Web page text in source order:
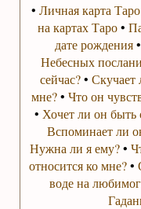
• Личная карта
на картах Таро•
дате рождения
Небесных
сейчас?•Скучает
мне?• Что он
• Хочет ли он быть
Вспоминает ли
Нужна ли я ему?•
относится ко мне?•
воде на